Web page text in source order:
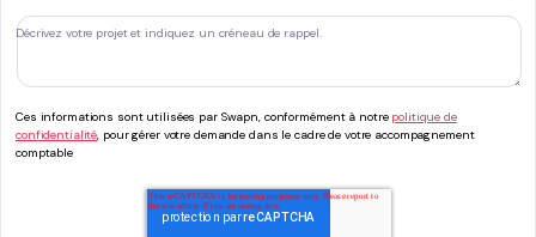
Décrivez votre projet et indiquez un créneau de rappel.
Ces informations sont utilisées par Swapn, conformément à notre politique de
confidentialité, pour gérer votre demande dans le cadre de votre accompagnement
comptable